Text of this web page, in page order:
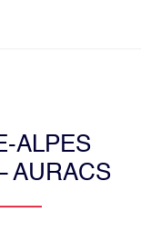
ALPES
AURACS